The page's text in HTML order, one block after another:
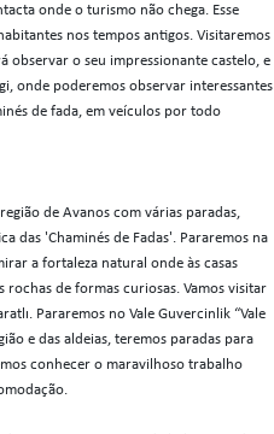
onde o turismo não chega. Esse
nos tempos antigos. Visitaremos
observar o seu impressionante castelo, e
onde poderemos observar interessantes
de fada, em veículos por todo
de Avanos com várias paradas,
das 'Chaminés de Fadas'. Pararemos na
a fortaleza natural onde às casas
de formas curiosas. Vamos visitar
Pararemos no Vale Guvercinlik “Vale
e das aldeias, teremos paradas para
conhecer o maravilhoso trabalho